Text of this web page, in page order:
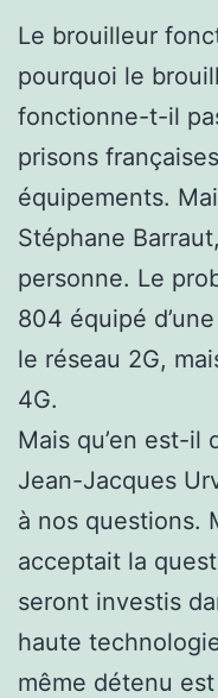
Le brouilleur
pourquoi le
fonctionne-t-il
prisons
équipements.
Stéphane
personne. Le
804 équipé
le réseau 2G,
4G.
Mais qu’en est-il
Jean-Jacques
à nos questions.
acceptait la
seront investis
haute
même détenu